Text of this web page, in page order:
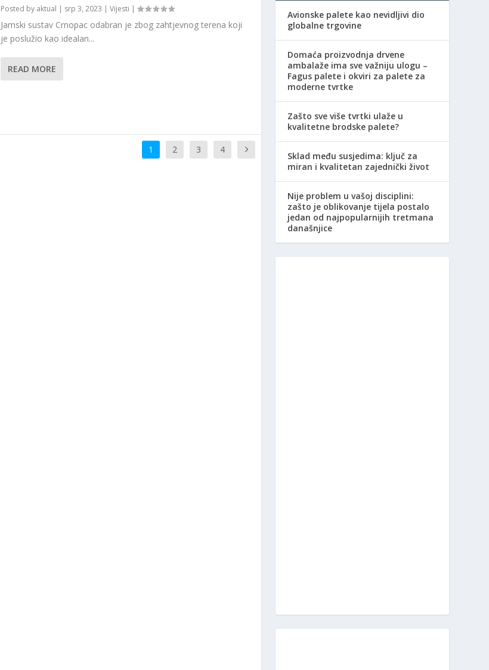
Posted by aktual | srp 3, 2023 | Vijesti |
Jamski sustav Crnopac odabran je zbog zahtjevnog terena koji
je poslužio kao idealan...
READ MORE
1 2 3 4
Avionske palete kao nevidljivi dio
globalne trgovine
Domaća proizvodnja drvene
ambalaže ima sve važniju ulogu –
Fagus palete i okviri za palete za
moderne tvrtke
Zašto sve više tvrtki ulaže u
kvalitetne brodske palete?
Sklad među susjedima: ključ za
miran i kvalitetan zajednički život
Nije problem u vašoj disciplini:
zašto je oblikovanje tijela postalo
jedan od najpopularnijih tretmana
današnjice